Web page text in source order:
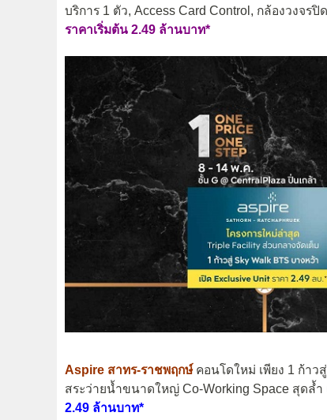
บริการ 1 ตัว, Access Card Control, กล้องวงจร
ราคาเริ่มต้น 2.49 ล้านบาท*
Aspire สาทร-ราชพฤกษ์ คอนโดใหม่ เพียง 1 ก้าว
สระว่ายน้ำขนาดใหญ่ Co-Working Space สุดล้ำ
2.49 ล้านบาท*